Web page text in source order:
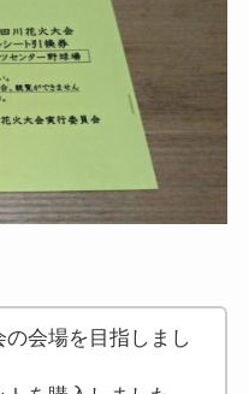
会場を目指しまし